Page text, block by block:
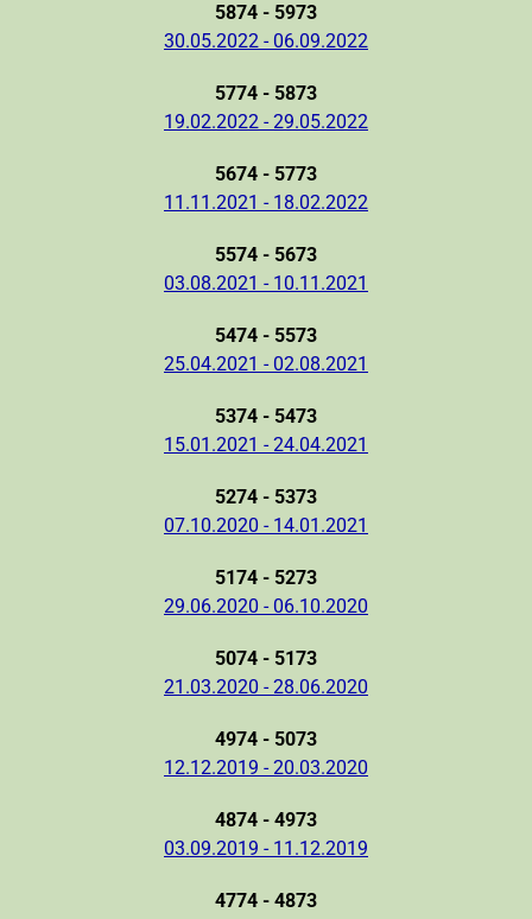
5874 - 5973
30.05.2022 - 06.09.2022
5774 - 5873
19.02.2022 - 29.05.2022
5674 - 5773
11.11.2021 - 18.02.2022
5574 - 5673
03.08.2021 - 10.11.2021
5474 - 5573
25.04.2021 - 02.08.2021
5374 - 5473
15.01.2021 - 24.04.2021
5274 - 5373
07.10.2020 - 14.01.2021
5174 - 5273
29.06.2020 - 06.10.2020
5074 - 5173
21.03.2020 - 28.06.2020
4974 - 5073
12.12.2019 - 20.03.2020
4874 - 4973
03.09.2019 - 11.12.2019
4774 - 4873